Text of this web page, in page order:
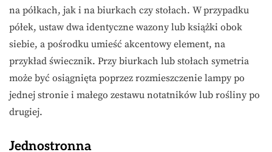
na półkach, jak i na biurkach czy stołach. W przypadku
półek, ustaw dwa identyczne wazony lub książki obok
siebie, a pośrodku umieść akcentowy element, na
przykład świecznik. Przy biurkach lub stołach symetria
może być osiągnięta poprzez rozmieszczenie lampy po
jednej stronie i małego zestawu notatników lub rośliny po
drugiej.
Jednostronna